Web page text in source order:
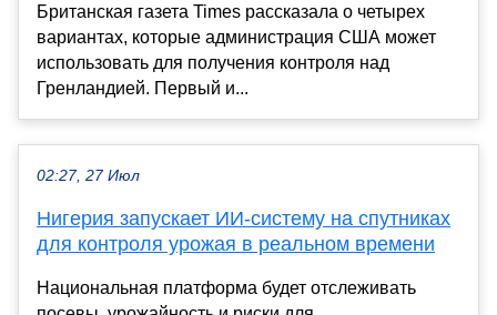
Британская газета Times рассказала о четырех
вариантах, которые администрация США может
использовать для получения контроля над
Гренландией. Первый и...
02:27, 27 Июл
Нигерия запускает ИИ-систему на спутниках
для контроля урожая в реальном времени
Национальная платформа будет отслеживать